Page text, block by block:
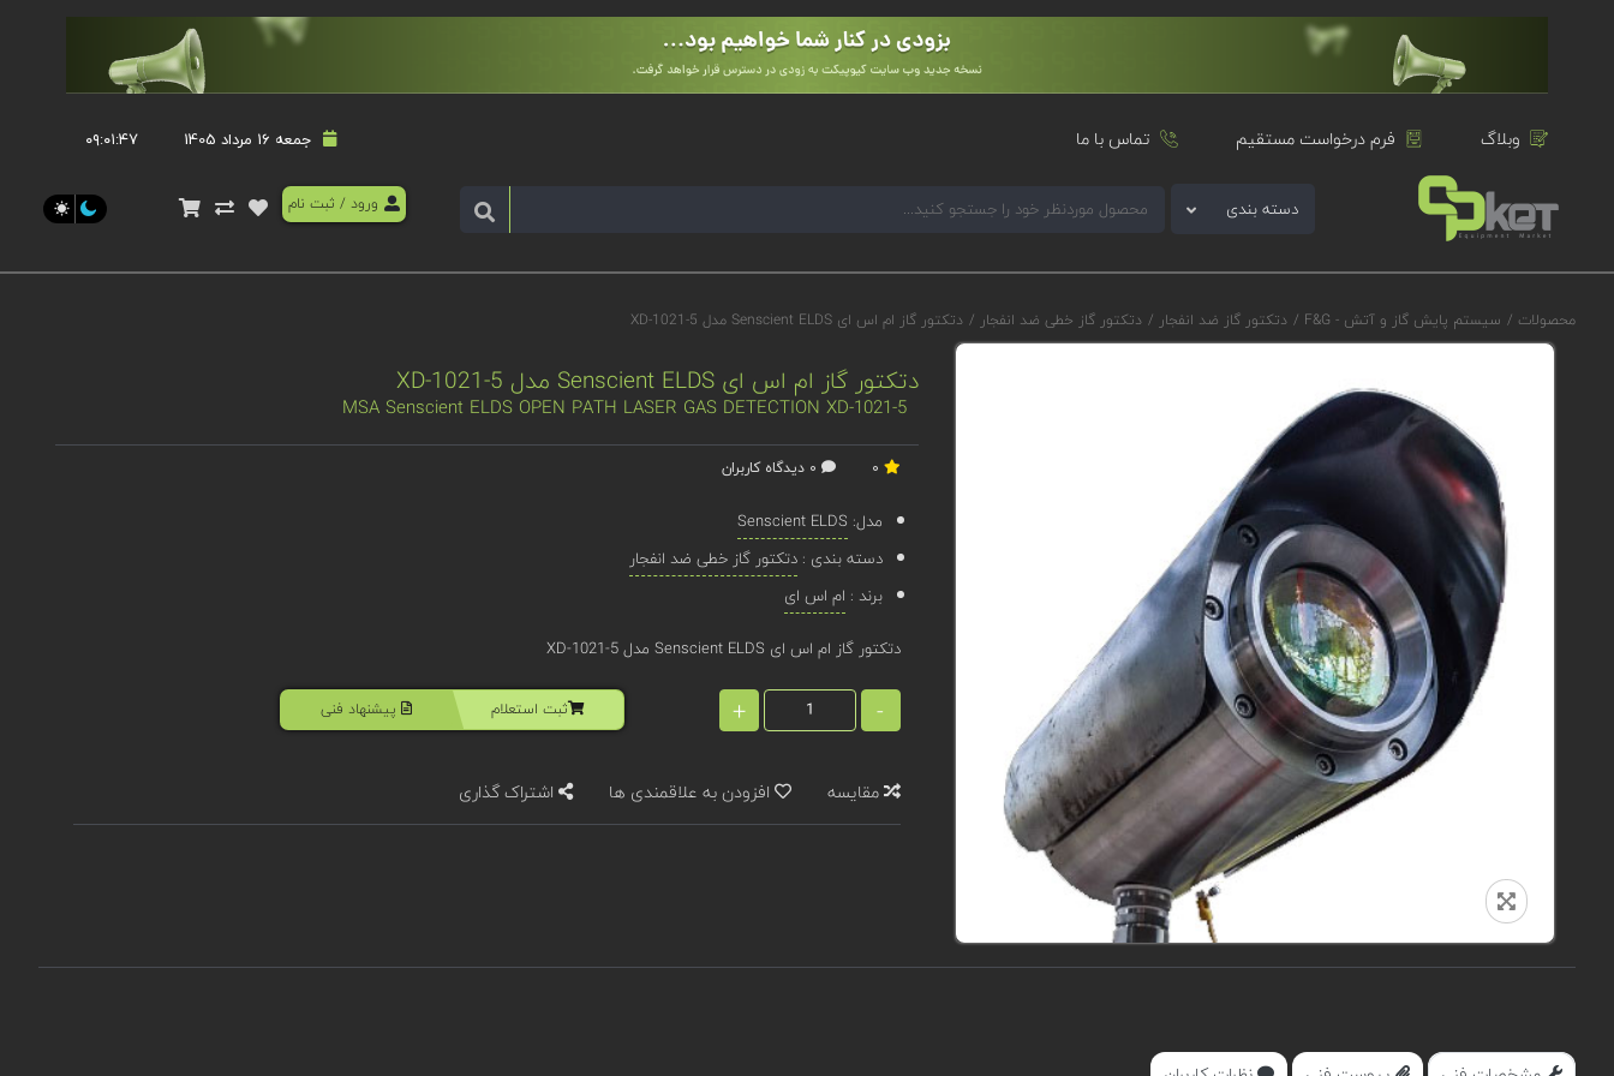
وبلاگ فرم درخواست مستقیم تماس با ما جمعه 16 مرداد 1405 ۰۹:۰۱:۴۷
دسته بندی ورود / ثبت نام
محصولات / سیستم پایش گاز و آتش - F&G / دتکتور گاز ضد انفجار / دتکتور گاز خطی ضد انفجار / دتکتور گاز ام اس ای Senscient ELDS مدل XD-1021-5
دتکتور گاز ام اس ای Senscient ELDS مدل XD-1021-5
MSA Senscient ELDS OPEN PATH LASER GAS DETECTION XD-1021-5
مدل: Senscient ELDS
دسته بندی :دتکتور گاز خطی ضد انفجار
برند : ام اس ای
دتکتور گاز ام اس ای Senscient ELDS مدل XD-1021-5
-
+ ثبت استعلام پیشنهاد فنی
مقایسه افزودن به علاقمندی ها اشتراک گذاری